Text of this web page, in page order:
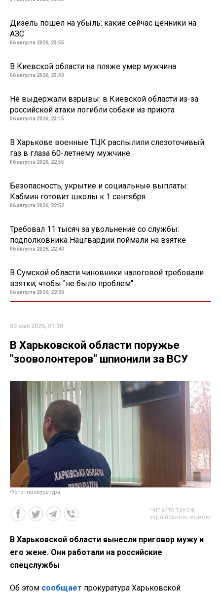
Дизель пошел на убыль: какие сейчас ценники на
АЗС
06 августа 2026, 23:55
В Киевской области на пляже умер мужчина
06 августа 2026, 23:30
Не выдержали взрывы: в Киевской области из-за
российской атаки погибли собаки из приюта
06 августа 2026, 23:15
В Харькове военные ТЦК распылили слезоточивый
газ в глаза 60-летнему мужчине
06 августа 2026, 22:55
Безопасность, укрытие и социальные выплаты:
Кабмин готовит школы к 1 сентября
06 августа 2026, 22:52
Требовал 11 тысяч за увольнение со службы:
подполковника Нацгвардии поймали на взятке
06 августа 2026, 22:40
В Сумской области чиновники налоговой требовали
взятки, чтобы "не было проблем"
06 августа 2026, 22:20
03 мая 2025, 01:30
В Харьковской области поружье
"зооволонтеров" шпионили за ВСУ
Фото: прокуратура
Читайте також
українською мовою
В Харьковской области вынесли приговор мужу и
его жене. Они работали на российские
спецслужбы
Об этом сообщает прокуратура Харьковской